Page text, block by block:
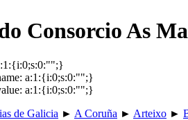
Consorcio As
a:1:{i:0;s:0:"";}
a:1:{i:0;s:0:"";}
de Galicia ► A Coruña ► Arteixo ►